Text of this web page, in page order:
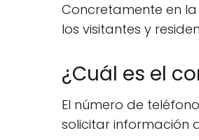
Concretamente en la
los visitantes y
¿Cuál es el
El número de
solicitar información